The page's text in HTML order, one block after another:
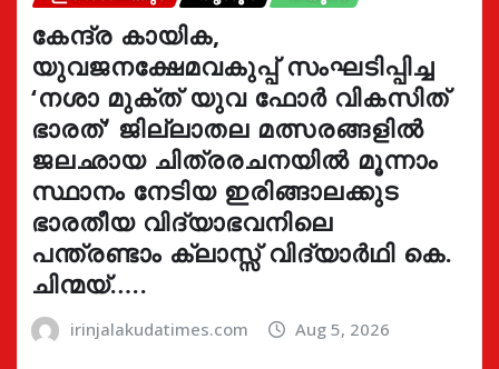
കേന്ദ്ര കായിക,
യുവജനക്ഷേമവകുപ്പ് സംഘടിപ്പിച്ച
‘നശാ മുക്ത് യുവ ഫോർ വികസിത്
ഭാരത്’ ജില്ലാതല മത്സരങ്ങളിൽ
ജലഛായ ചിത്രരചനയിൽ മൂന്നാം
സ്ഥാനം നേടിയ ഇരിങ്ങാലക്കുട
ഭാരതീയ വിദ്യാഭവനിലെ
പന്ത്രണ്ടാം ക്ലാസ്സ് വിദ്യാർഥി കെ.
ചിന്മയ്…..
irinjalakudatimes.com Aug 5, 2026